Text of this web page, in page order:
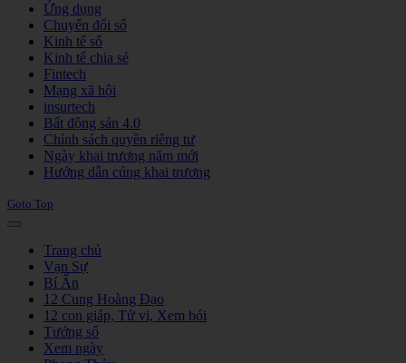
Ứng dụng
Chuyển đổi số
Kinh tế số
Kinh tế chia sẻ
Fintech
Mạng xã hội
insurtech
Bất động sản 4.0
Chính sách quyền riêng tư
Ngày khai trương năm mới
Hướng dẫn cúng khai trương
Goto Top
Trang chủ
Vạn Sự
Bí Ẩn
12 Cung Hoàng Đạo
12 con giáp, Tử vi, Xem bói
Tướng số
Xem ngày